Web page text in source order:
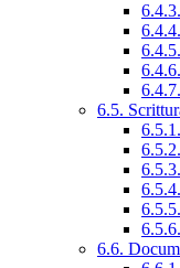
6.5.
6.6.